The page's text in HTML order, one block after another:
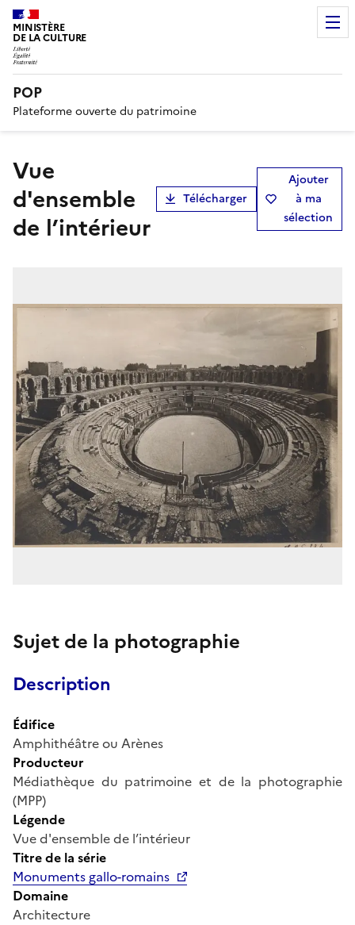
MINISTÈRE
DE LA CULTURE
POP
Plateforme ouverte du patrimoine
Vue
d'ensemble
de l’intérieur
Télécharger
Ajouter
à ma
sélection
Sujet de la photographie
Description
Édifice
Amphithéâtre ou Arènes
Producteur
Médiathèque du patrimoine et de la photographie
(MPP)
Légende
Vue d'ensemble de l’intérieur
Titre de la série
Monuments gallo-romains
Domaine
Architecture